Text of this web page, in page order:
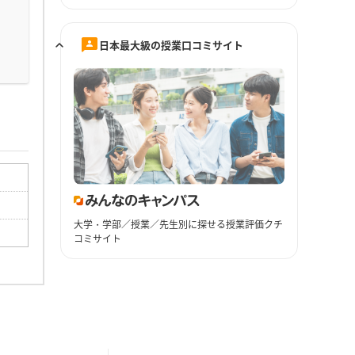
日本最大級の授業口コミサイト
大学・学部／授業／先生別に探せる授業評価クチ
コミサイト